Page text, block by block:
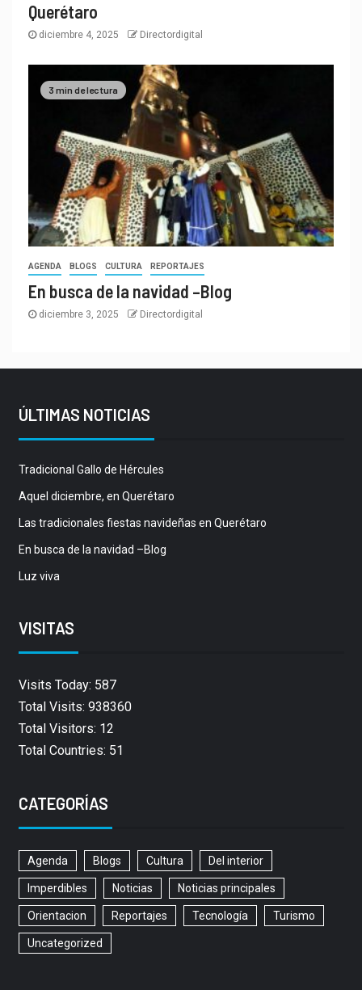
Querétaro
diciembre 4, 2025 Directordigital
3 min de lectura
AGENDA BLOGS CULTURA REPORTAJES
En busca de la navidad –Blog
diciembre 3, 2025 Directordigital
ÚLTIMAS NOTICIAS
Tradicional Gallo de Hércules
Aquel diciembre, en Querétaro
Las tradicionales fiestas navideñas en Querétaro
En busca de la navidad –Blog
Luz viva
VISITAS
Visits Today: 587
Total Visits: 938360
Total Visitors: 12
Total Countries: 51
CATEGORÍAS
Agenda Blogs Cultura Del interior
Imperdibles Noticias Noticias principales
Orientacion Reportajes Tecnología Turismo
Uncategorized